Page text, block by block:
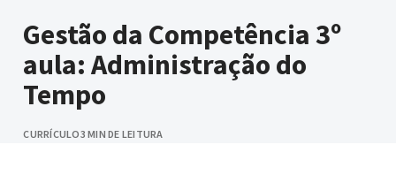
Gestão da Competência 3º
aula: Administração do
Tempo
CURRÍCULO3 MIN DE LEITURA